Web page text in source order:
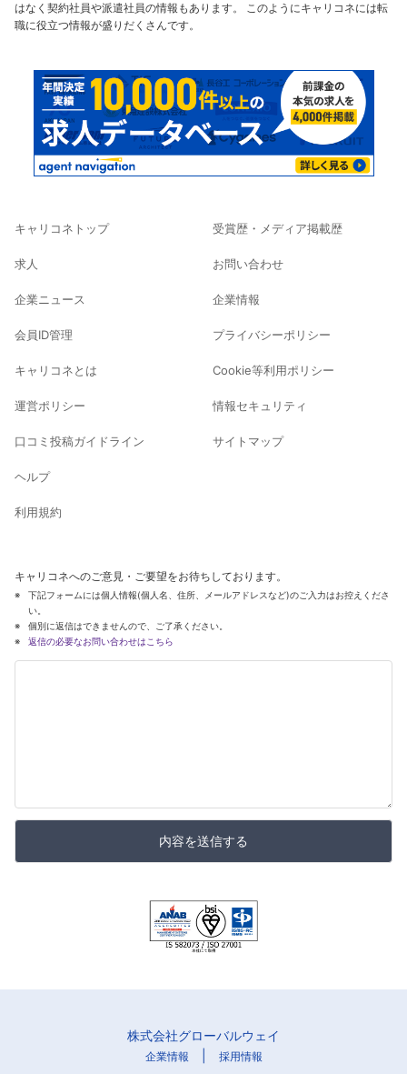
はなく契約社員や派遣社員の情報もあります。 このようにキャリコネには転
職に役立つ情報が盛りだくさんです。
キャリコネトップ
求人
企業ニュース
会員ID管理
キャリコネとは
運営ポリシー
口コミ投稿ガイドライン
ヘルプ
利用規約
受賞歴・メディア掲載歴
お問い合わせ
企業情報
プライバシーポリシー
Cookie等利用ポリシー
情報セキュリティ
サイトマップ
キャリコネへのご意見・ご要望をお待ちしております。
下記フォームには個人情報(個人名、住所、メールアドレスなど)のご入力はお控えくださ
い。
個別に返信はできませんので、ご了承ください。
返信の必要なお問い合わせはこちら
内容を送信する
株式会社グローバルウェイ
企業情報 採用情報